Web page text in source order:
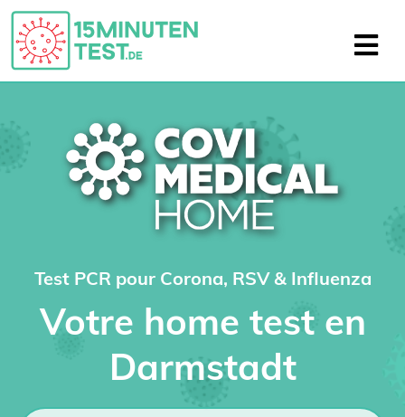
Test PCR pour Corona, RSV & Influenza
Votre home test en
Darmstadt